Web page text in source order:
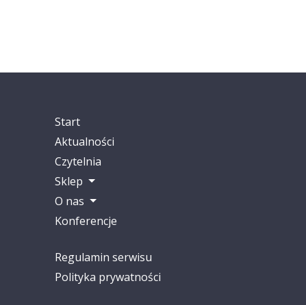
Start
Aktualności
Czytelnia
Sklep
O nas
Konferencje
Regulamin serwisu
Polityka prywatności